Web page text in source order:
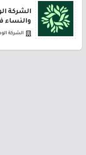
الشركة
والنساء
الشركة